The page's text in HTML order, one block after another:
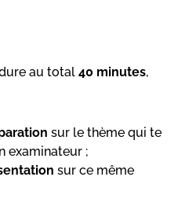
au total 40 minutes,
sur le thème qui te
examinateur ;
sur ce même